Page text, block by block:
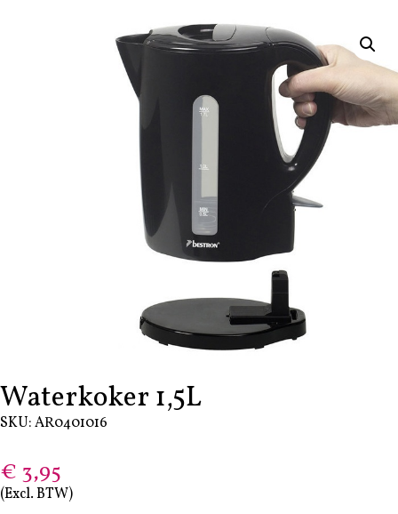
Waterkoker 1,5L
SKU: AR0401016
€ 3,95
(Excl. BTW)